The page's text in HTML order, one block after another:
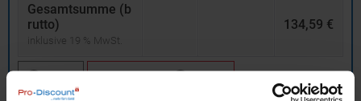
Gesamtsumme (b
rutto)
inklusive 19 % MwSt.
134,59 €